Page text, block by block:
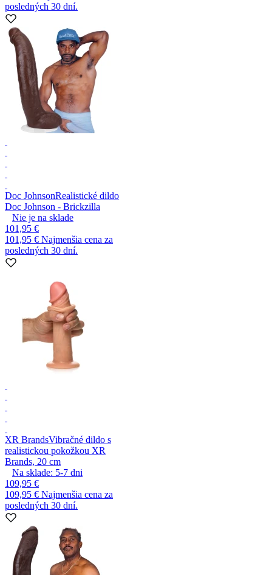
posledných 30 dní.
Doc JohnsonRealistické dildo
Doc Johnson - Brickzilla
Nie je na sklade
101,95 €
101,95 € Najmenšia cena za
posledných 30 dní.
XR BrandsVibračné dildo s
realistickou pokožkou XR
Brands, 20 cm
Na sklade: 5-7 dni
109,95 €
109,95 € Najmenšia cena za
posledných 30 dní.